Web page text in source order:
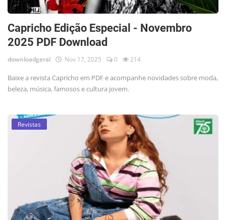
Capricho Edição Especial - Novembro
2025 PDF Download
downloadgeral Nov 17, 2025 0 214
Baixe a revista Capricho em PDF e acompanhe novidades sobre moda,
beleza, música, famosos e cultura jovem.
Revistas